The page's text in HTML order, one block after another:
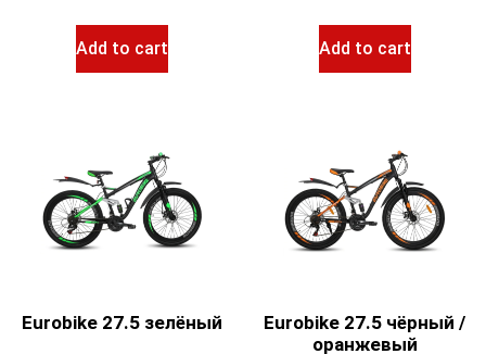
Add to cart Add to cart
Eurobike 27.5 зелёный
Eurobike 27.5 чёрный /
оранжевый